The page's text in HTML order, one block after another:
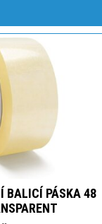
BALICÍ PÁSKA 48